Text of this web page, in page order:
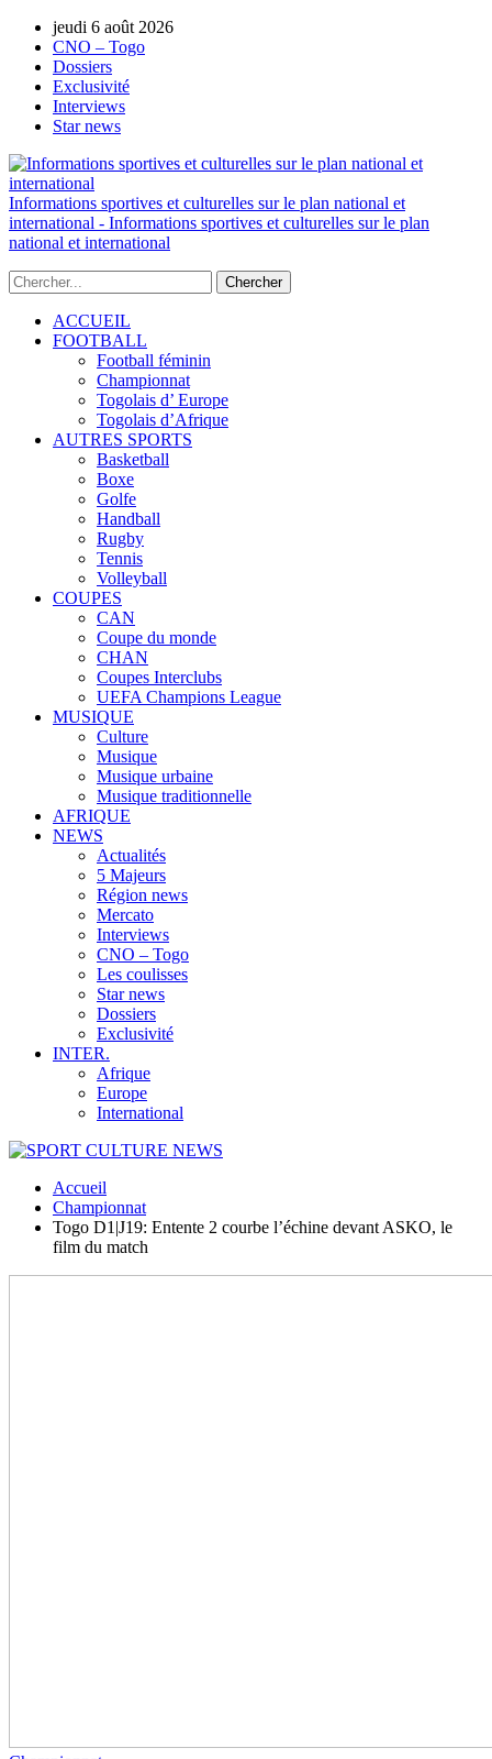
jeudi 6 août 2026
CNO – Togo
Dossiers
Exclusivité
Interviews
Star news
Informations sportives et culturelles sur le plan national et
international - Informations sportives et culturelles sur le plan
national et international
ACCUEIL
FOOTBALL
Football féminin
Championnat
Togolais d’ Europe
Togolais d’Afrique
AUTRES SPORTS
Basketball
Boxe
Golfe
Handball
Rugby
Tennis
Volleyball
COUPES
CAN
Coupe du monde
CHAN
Coupes Interclubs
UEFA Champions League
MUSIQUE
Culture
Musique
Musique urbaine
Musique traditionnelle
AFRIQUE
NEWS
Actualités
5 Majeurs
Région news
Mercato
Interviews
CNO – Togo
Les coulisses
Star news
Dossiers
Exclusivité
INTER.
Afrique
Europe
International
Accueil
Championnat
Togo D1|J19: Entente 2 courbe l’échine devant ASKO, le
film du match
AUTORISATION DE LA HAAC N°0134/